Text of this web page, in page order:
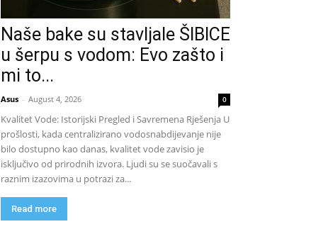
Naše bake su stavljale ŠIBICE
u šerpu s vodom: Evo zašto i
mi to...
Asus - August 4, 2026 0
Kvalitet Vode: Istorijski Pregled i Savremena Rješenja U
prošlosti, kada centralizirano vodosnabdijevanje nije
bilo dostupno kao danas, kvalitet vode zavisio je
isključivo od prirodnih izvora. Ljudi su se suočavali s
raznim izazovima u potrazi za...
Read more